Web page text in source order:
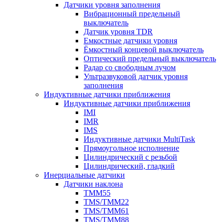
Датчики уровня заполнения
Вибрационный предельный
выключатель
Датчик уровня TDR
Емкостные датчики уровня
Ёмкостный концевой выключатель
Оптический предельный выключатель
Радар со свободным лучом
Ультразвуковой датчик уровня
заполнения
Индуктивные датчики приближения
Индуктивные датчики приближения
IMI
IMR
IMS
Индуктивные датчики MultiTask
Прямоугольное исполнение
Цилиндрический с резьбой
Цилиндрический, гладкий
Инерциальные датчики
Датчики наклона
TMM55
TMS/TMM22
TMS/TMM61
TMS/TMM88